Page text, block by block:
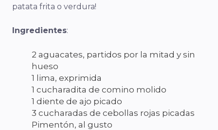
patata frita o verdura!
Ingredientes:
2 aguacates, partidos por la mitad y sin
hueso
1 lima, exprimida
1 cucharadita de comino molido
1 diente de ajo picado
3 cucharadas de cebollas rojas picadas
Pimentón, al gusto